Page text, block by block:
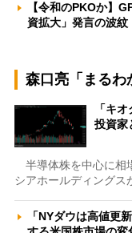
【令和のPKOか】
資拡大」発言の波
森口亮「まるわ
「キ
投資
半導体株を中心に相
シアホールディング
「NYダウは高値更